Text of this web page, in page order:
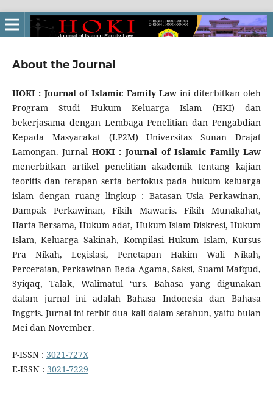
About the Journal
HOKI : Journal of Islamic Family Law ini diterbitkan oleh
Program Studi Hukum Keluarga Islam (HKI) dan
bekerjasama dengan Lembaga Penelitian dan Pengabdian
Kepada Masyarakat (LP2M) Universitas Sunan Drajat
Lamongan. Jurnal HOKI : Journal of Islamic Family Law
menerbitkan artikel penelitian akademik tentang kajian
teoritis dan terapan serta berfokus pada hukum keluarga
islam dengan ruang lingkup : Batasan Usia Perkawinan,
Dampak Perkawinan, Fikih Mawaris. Fikih Munakahat,
Harta Bersama, Hukum adat, Hukum Islam Diskresi, Hukum
Islam, Keluarga Sakinah, Kompilasi Hukum Islam, Kursus
Pra Nikah, Legislasi, Penetapan Hakim Wali Nikah,
Perceraian, Perkawinan Beda Agama, Saksi, Suami Mafqud,
Syiqaq, Talak, Walimatul ‘urs. Bahasa yang digunakan
dalam jurnal ini adalah Bahasa Indonesia dan Bahasa
Inggris. Jurnal ini terbit dua kali dalam setahun, yaitu bulan
Mei dan November.
P-ISSN : 3021-727X
E-ISSN : 3021-7229